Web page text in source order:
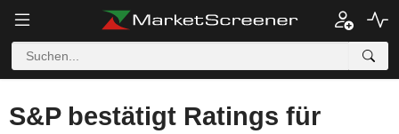
S&P bestätigt Ratings für